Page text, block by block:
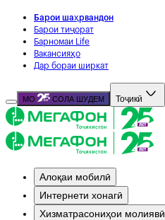
Барои шаҳрвандон
Барои тиҷорат
Барномаи Life
Вакансияҳо
Дар бораи ширкат
МО СОЛА ШУДЕМ Тоҷикӣ
Алоқаи мобилӣ
Интернети хонагӣ
Хизматрасониҳои молиявӣ